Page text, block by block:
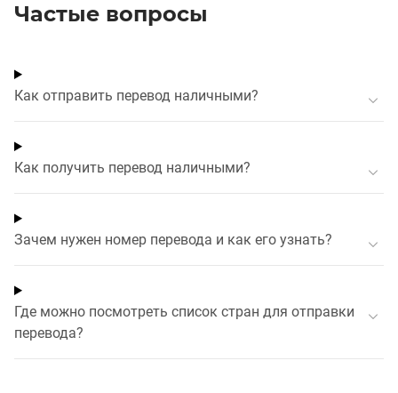
Частые вопросы
Как отправить перевод наличными?
Как получить перевод наличными?
Зачем нужен номер перевода и как его узнать?
Где можно посмотреть список стран для отправки
перевода?